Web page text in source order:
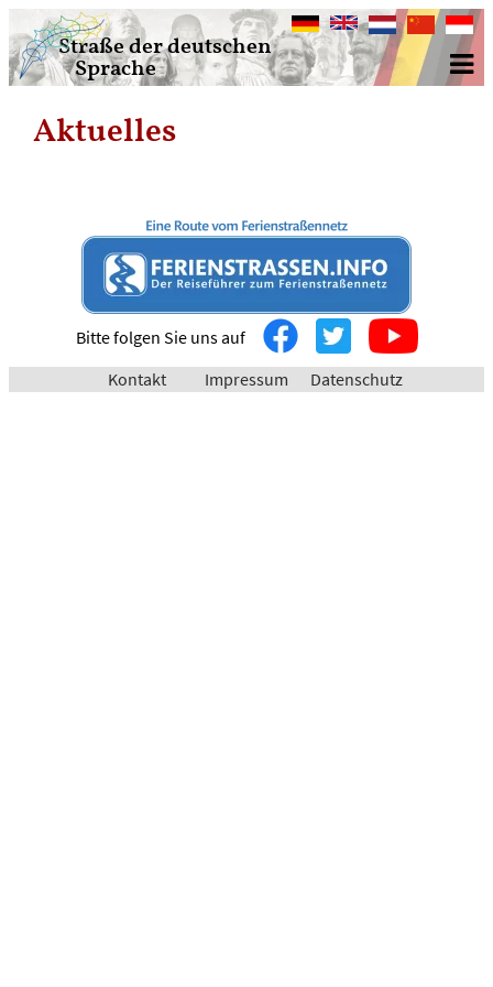
Straße der deutschen
Sprache
DeutschEnglishNederlands
中
Bahasa
Aktuelles
Bitte folgen Sie uns auf
Kontakt
Impressum Datenschutz